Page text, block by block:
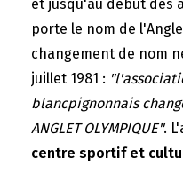
et jusqu'au début des
porte le nom de
changement de nom
juillet 1981 :
blancpignonnais
ANGLET OLYMPIQUE".
centre sportif et